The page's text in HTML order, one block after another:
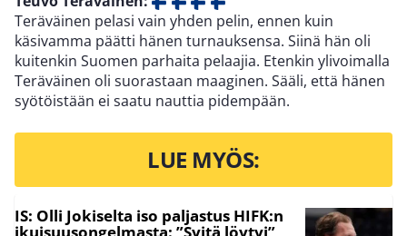
Teräväinen pelasi vain yhden pelin, ennen kuin
käsivamma päätti hänen turnauksensa. Siinä hän oli
kuitenkin Suomen parhaita pelaajia. Etenkin ylivoimalla
Teräväinen oli suorastaan maaginen. Sääli, että hänen
syötöistään ei saatu nauttia pidempään.
LUE MYÖS:
IS: Olli Jokiselta iso paljastus HIFK:n
ikuisuusongelmasta: ”Syitä löytyi”